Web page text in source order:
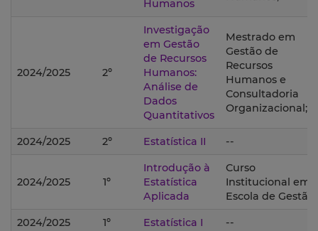
Humanos
2024/2025 2º
Investigação
em Gestão
de Recursos
Humanos:
Análise de
Dados
Quantitativos
Mestrado em
Gestão de
Recursos
Humanos e
Consultadoria
Organizacional;
2024/2025 2º Estatística II --
2024/2025 1º
Introdução à
Estatística
Aplicada
Curso
Institucional em
Escola de Gestão;
2024/2025 1º Estatística I --